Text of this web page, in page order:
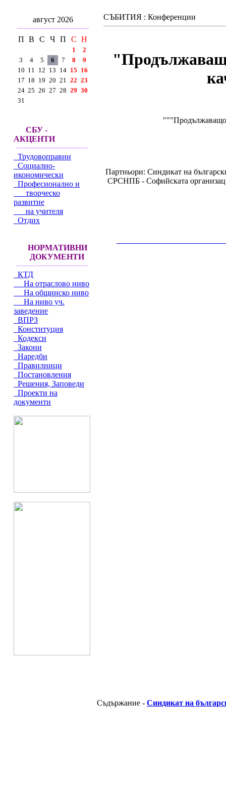
август 2026
П В С Ч П С Н
1
2
3
4 5 6 7 8
9
10 11 12 13 14 15 16
17 18 19 20 21 22 23
24 25 26 27 28 29 30
31
СБУ -
АКЦЕНТИ
Трудовоправни
Социално-
икономически
Професионално и
творческо
развитие
на учителя
Отдих
НОРМАТИВНИ
ДОКУМЕНТИ
КТД
На отраслово ниво
На общинско ниво
На ниво уч.
заведение
ВПРЗ
Конституция
Кодекси
Закони
Наредби
Правилници
Постановления
Решения, Заповеди
Проекти на
документи
СЪБИТИЯ : Конференции
Партньори: Синдикат на
СРСНПБ - Софийската
Съдържание - Синдикат на